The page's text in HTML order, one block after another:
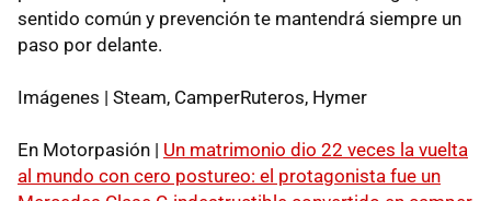
sentido común y prevención te mantendrá siempre un
paso por delante.
Imágenes | Steam, CamperRuteros, Hymer
En Motorpasión | Un matrimonio dio 22 veces la vuelta
al mundo con cero postureo: el protagonista fue un